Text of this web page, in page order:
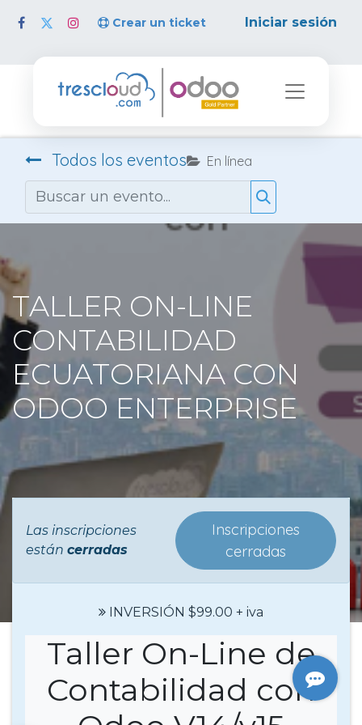
Crear un ticket Iniciar sesión
Todos los eventos En línea
TALLER ON-LINE
CONTABILIDAD
ECUATORIANA CON
ODOO ENTERPRISE
Las inscripciones
están cerradas
Inscripciones
cerradas
INVERSIÓN $99.00 + iva
Taller On-Line de
Contabilidad con